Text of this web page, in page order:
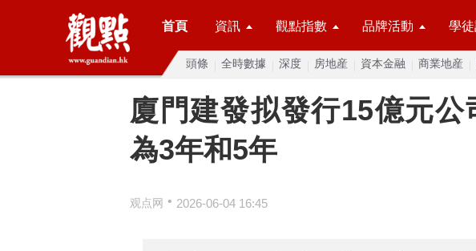
首頁 資訊 觀點指數 品牌活動 學徒
頭條 全時數據 深度 房地産 資本金融 商業地産
廈門建發拟發行15億元公
為3年和5年
观点网 • 2026-06-04 16:45